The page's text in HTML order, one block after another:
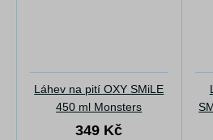
Láhev na pití OXY SMiLE
450 ml Monsters
349 Kč